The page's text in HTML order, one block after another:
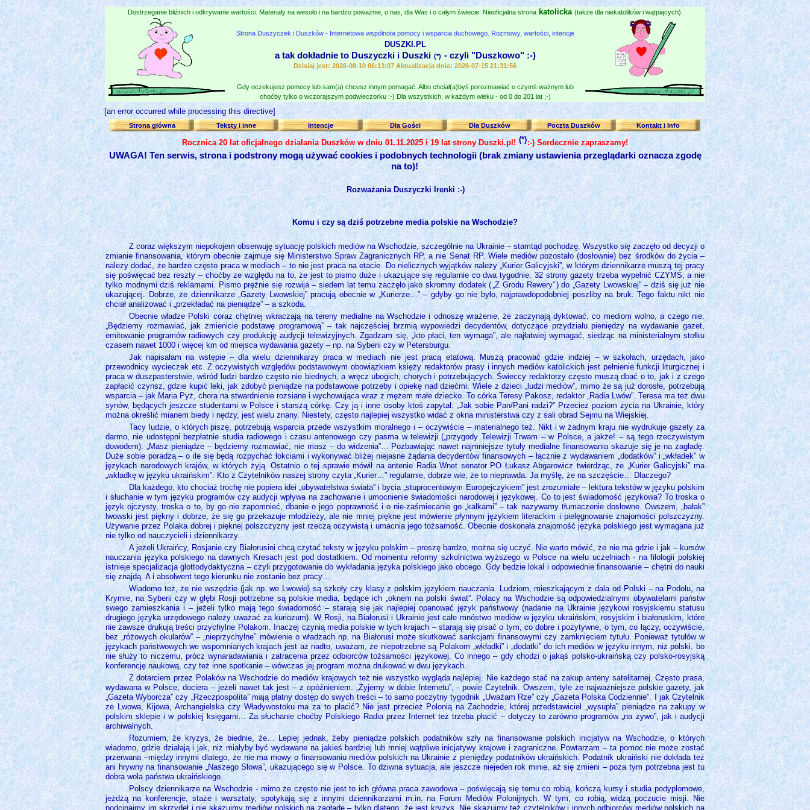
Dostrzeganie bliźnich i odkrywanie wartości. Materiały na wesoło i na bardzo poważnie, o nas, dla Was i o całym świecie. Nieoficjalna strona katolicka (także dla niekatolików i wątpiących).
Strona Duszyczek i Duszków - Internetowa wspólnota pomocy i wsparcia duchowego. Rozmowy, wartości, intencje
DUSZKI.PL
a tak dokładnie to Duszyczki i Duszki (*) - czyli "Duszkowo" :-)
Dzisiaj jest: 2026-08-10 06:13:07 Aktualizacja dnia: 2026-07-15 21:31:56
Gdy oczekujesz pomocy lub sam(a) chcesz innym pomagać. Albo chciał(a)byś porozmawiać o czymś ważnym lub
choćby tylko o wczorajszym podwieczorku :-) Dla wszystkich, w każdym wieku - od 0 do 201 lat ;-)
[an error occurred while processing this directive]
Strona główna Teksty i inne Intencje Dla Gości Dla Duszków Poczta Duszków Kontakt i Info
Rocznica 20 lat oficjalnego działania Duszków w dniu 01.11.2025 i 19 lat strony Duszki.pl! (*):-) Serdecznie zapraszamy!
UWAGA! Ten serwis, strona i podstrony mogą używać cookies i podobnych technologii (brak zmiany ustawienia przeglądarki oznacza zgodę
na to)!
Rozważania Duszyczki Irenki :-)
Komu i czy są dziś potrzebne media polskie na Wschodzie?
Z coraz większym niepokojem obserwuję sytuację polskich mediów na Wschodzie, szczególnie na Ukrainie – stamtąd pochodzę. Wszystko się zaczęło od decyzji o
zmianie finansowania, którym obecnie zajmuje się Ministerstwo Spraw Zagranicznych RP, a nie Senat RP. Wiele mediów pozostało (dosłownie) bez środków do życia –
należy dodać, że bardzo często praca w mediach – to nie jest praca na etacie. Do nielicznych wyjątków należy „Kurier Galicyjski”, w którym dziennikarze muszą tej pracy
się poświęcać bez reszty – choćby ze względu na to, że jest to pismo duże i ukazujące się regularnie co dwa tygodnie. 32 strony gazety trzeba wypełnić CZYMŚ, a nie
tylko modnymi dziś reklamami. Pismo prężnie się rozwija – siedem lat temu zaczęło jako skromny dodatek („Z Grodu Rewery”) do „Gazety Lwowskiej” – dziś się już nie
ukazującej. Dobrze, że dziennikarze „Gazety Lwowskiej” pracują obecnie w „Kurierze…” – gdyby go nie było, najprawdopodobniej poszliby na bruk. Tego faktu nikt nie
chciał analizować i „przekładać na pieniądze” – a szkoda.
Obecnie władze Polski coraz chętniej wkraczają na tereny medialne na Wschodzie i odnoszę wrażenie, że zaczynają dyktować, co mediom wolno, a czego nie.
„Będziemy rozmawiać, jak zmienicie podstawę programową” – tak najczęściej brzmią wypowiedzi decydentów, dotyczące przydziału pieniędzy na wydawanie gazet,
emitowanie programów radiowych czy produkcję audycji telewizyjnych. Zgadzam się, „kto płaci, ten wymaga”, ale najłatwiej wymagać, siedząc na ministerialnym stołku
czasem nawet 1000 i więcej km od miejsca wydawania gazety – np. na Syberii czy w Petersburgu.
Jak napisałam na wstępie – dla wielu dziennikarzy praca w mediach nie jest pracą etatową. Muszą pracować gdzie indziej – w szkołach, urzędach, jako
przewodnicy wycieczek etc. Z oczywistych względów podstawowym obowiązkiem księży redaktorów prasy i innych mediów katolickich jest pełnienie funkcji liturgicznej i
praca w duszpasterstwie, wśród ludzi bardzo często nie biednych, a wręcz ubogich, chorych i potrzebujących. Świeccy redaktorzy często muszą dbać o to, jak i z czego
zapłacić czynsz, gdzie kupić leki, jak zdobyć pieniądze na podstawowe potrzeby i opiekę nad dziećmi. Wiele z dzieci „ludzi mediów”, mimo że są już dorosłe, potrzebują
wsparcia – jak Maria Pyż, chora na stwardnienie rozsiane i wychowująca wraz z mężem małe dziecko. To córka Teresy Pakosz, redaktor „Radia Lwów”. Teresa ma też dwu
synów, będących jeszcze studentami w Polsce i starszą córkę. Czy ją i inne osoby ktoś zapytał: „Jak sobie Pan/Pani radzi?” Przecież poziom życia na Ukrainie, który
można określić mianem biedy i nędzy, jest wielu znany. Niestety, często najlepiej wszystko widać z okna ministerstwa czy z sali obrad Sejmu na Wiejskiej.
Tacy ludzie, o których piszę, potrzebują wsparcia przede wszystkim moralnego i – oczywiście – materialnego też. Nikt i w żadnym kraju nie wydrukuje gazety za
darmo, nie udostępni bezpłatnie studia radiowego i czasu antenowego czy pasma w telewizji („przygody Telewizji Trwam – w Polsce, a jakże! – są tego rzeczywistym
dowodem). „Masz pieniądze – będziemy rozmawiać, nie masz – do widzenia”… Pozbawiając nawet najmniejsze tytuły medialne finansowania skazuje się je na zagładę.
Duże sobie poradzą – o ile się będą rozpychać łokciami i wykonywać bliżej niejasne żądania decydentów finansowych – łącznie z wydawaniem „dodatków” i „wkładek” w
językach narodowych krajów, w których żyją. Ostatnio o tej sprawie mówił na antenie Radia Wnet senator PO Łukasz Abgarowicz twierdząc, że „Kurier Galicyjski” ma
„wkładkę w języku ukraińskim”. Kto z Czytelników naszej strony czyta „Kurier…” regularnie, dobrze wie, że to nieprawda. Ja myślę, że na szczęście… Dlaczego?
Dla każdego, kto chociaż trochę nie popiera idei „obywatelstwa świata” i bycia „stuprocentowym Europejczykiem” jest zrozumiałe – lektura tekstów w języku polskim
i słuchanie w tym języku programów czy audycji wpływa na zachowanie i umocnienie świadomości narodowej i językowej. Co to jest świadomość językowa? To troska o
język ojczysty, troska o to, by go nie zapomnieć, dbanie o jego poprawność i o nie-zaśmiecanie go „kalkami” – tak nazywamy tłumaczenie dosłowne. Owszem, „bałak”
lwowski jest piękny i dobrze, że się go przekazuje młodzieży, ale nie mniej piękne jest mówienie płynnym językiem literackim i pielęgnowanie znajomości polszczyzny.
Używanie przez Polaka dobrej i pięknej polszczyzny jest rzeczą oczywistą i umacnia jego tożsamość. Obecnie doskonała znajomość języka polskiego jest wymagana już
nie tylko od nauczycieli i dziennikarzy.
A jeżeli Ukraińcy, Rosjanie czy Białorusini chcą czytać teksty w języku polskim – proszę bardzo, można się uczyć. Nie warto mówić, że nie ma gdzie i jak – kursów
nauczania języka polskiego na dawnych Kresach jest pod dostatkiem. Od momentu reformy szkolnictwa wyższego w Polsce na wielu uczelniach - na filologii polskiej
istnieje specjalizacja glottodydaktyczna – czyli przygotowanie do wykładania języka polskiego jako obcego. Gdy będzie lokal i odpowiednie finansowanie – chętni do nauki
się znajdą. A i absolwent tego kierunku nie zostanie bez pracy…
Wiadomo też, że nie wszędzie (jak np. we Lwowie) są szkoły czy klasy z polskim językiem nauczania. Ludziom, mieszkającym z dala od Polski – na Podolu, na
Krymie, na Syberii czy w głębi Rosji potrzebne są polskie media, będące ich „oknem na polski świat”. Polacy na Wschodzie są odpowiedzialnymi obywatelami państw
swego zamieszkania i – jeżeli tylko mają tego świadomość – starają się jak najlepiej opanować język państwowy (nadanie na Ukrainie językowi rosyjskiemu statusu
drugiego języka urzędowego należy uważać za kuriozum). W Rosji, na Białorusi i Ukrainie jest całe mnóstwo mediów w języku ukraińskim, rosyjskim i białoruskim, które
nie zawsze drukują treści przychylne Polakom. Inaczej czynią media polskie w tych krajach – starają się pisać o tym, co dobre i pozytywne, o tym, co łączy, oczywiście,
bez „różowych okularów” ‒ „nieprzychylne” mówienie o władzach np. na Białorusi może skutkować sankcjami finansowymi czy zamknięciem tytułu. Ponieważ tytułów w
językach państwowych we wspomnianych krajach jest aż nadto, uważam, że niepotrzebne są Polakom „wkładki” i „dodatki” do ich mediów w języku innym, niż polski, bo
nie służy to niczemu, prócz wynaradawiania i zatracenia przez odbiorców tożsamości językowej. Co innego – gdy chodzi o jakąś polsko-ukraińską czy polsko-rosyjską
konferencję naukową, czy też inne spotkanie – wówczas jej program można drukować w dwu językach.
Z dotarciem przez Polaków na Wschodzie do mediów krajowych też nie wszystko wygląda najlepiej. Nie każdego stać na zakup anteny satelitarnej. Często prasa,
wydawana w Polsce, dociera – jeżeli nawet tak jest – z opóźnieniem. „Żyjemy w dobie Internetu”, - powie Czytelnik. Owszem, tyle że najważniejsze polskie gazety, jak
„Gazeta Wyborcza” czy „Rzeczpospolita” mają płatny dostęp do swych treści – to samo poczytny tygodnik „Uważam Rze” czy „Gazeta Polska Codziennie”. I jak Czytelnik
ze Lwowa, Kijowa, Archangielska czy Władywostoku ma za to płacić? Nie jest przecież Polonią na Zachodzie, której przedstawiciel „wysupła” pieniądze na zakupy w
polskim sklepie i w polskiej księgarni… Za słuchanie choćby Polskiego Radia przez Internet też trzeba płacić – dotyczy to zarówno programów „na żywo”, jak i audycji
archiwalnych.
Rozumiem, że kryzys, że biednie, że… Lepiej jednak, żeby pieniądze polskich podatników szły na finansowanie polskich inicjatyw na Wschodzie, o których
wiadomo, gdzie działają i jak, niż miałyby być wydawane na jakieś bardziej lub mniej wątpliwe inicjatywy krajowe i zagraniczne. Powtarzam – ta pomoc nie może zostać
przerwana –między innymi dlatego, że nie ma mowy o finansowaniu mediów polskich na Ukrainie z pieniędzy podatników ukraińskich. Podatnik ukraiński nie dokłada też
ani hrywny na finansowanie „Naszego Słowa”, ukazującego się w Polsce. To dziwna sytuacja, ale jeszcze niejeden rok minie, aż się zmieni – poza tym potrzebna jest tu
dobra wola państwa ukraińskiego.
Polscy dziennikarze na Wschodzie - mimo że często nie jest to ich główna praca zawodowa – poświęcają się temu co robią, kończą kursy i studia podyplomowe,
jeżdżą na konferencje, staże i warsztaty, spotykają się z innymi dziennikarzami m.in. na Forum Mediów Polonijnych. W tym, co robią, widzą poczucie misji. Nie
podcinajmy im skrzydeł i nie skazujmy mediów polskich na zagładę – tylko dlatego, że jest kryzys. Nie skazujmy też czytelników i innych odbiorców mediów polskich na